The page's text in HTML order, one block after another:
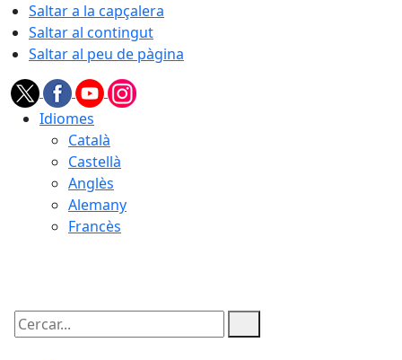
Saltar a la capçalera
Saltar al contingut
Saltar al peu de pàgina
Idiomes
Català
Castellà
Anglès
Alemany
Francès
Cercar: